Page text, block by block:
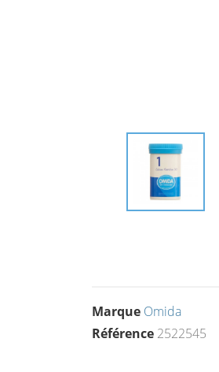
Marque Omida
Référence 2522545